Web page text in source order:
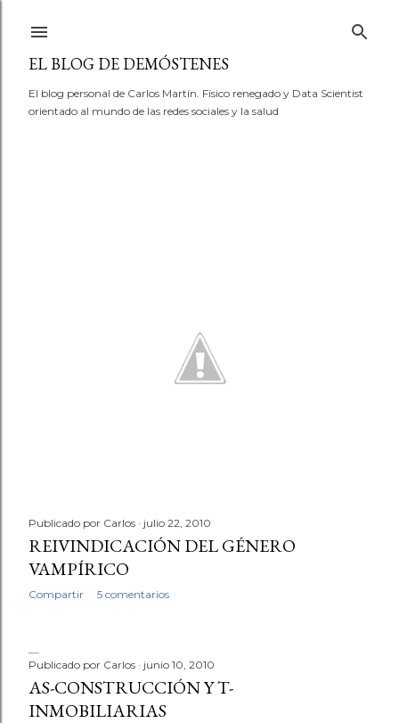
EL BLOG DE DEMÓSTENES
El blog personal de Carlos Martín. Físico renegado y Data Scientist
orientado al mundo de las redes sociales y la salud
Publicado por Carlos julio 22, 2010
REIVINDICACIÓN DEL GÉNERO
VAMPÍRICO
Compartir 5 comentarios
Publicado por Carlos junio 10, 2010
AS-CONSTRUCCIÓN Y T-
INMOBILIARIAS